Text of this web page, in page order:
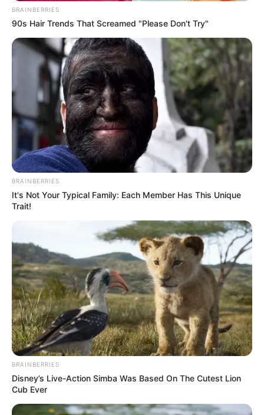
Vereadores, Prefeito e Vice-
prefeito tomaram posse em
solenidade realizada na Câmara
Municipal
A solenidade foi presidida por Fábio Santos, por ser o
vereador mais votado nas eleições de outubro de 2024.
Fonte: Leonardo Volcean - Assessoria de Imprensa
POSSE 06/01/2025
BRAINBERRIES
90s Hair Trends That Screamed "Please Don't Try"
BRAINBERRIES
It's Not Your Typical Family: Each Member Has This Unique
Trait!
BRAINBERRIES
Disney’s Live-Action Simba Was Based On The Cutest Lion
Cub Ever